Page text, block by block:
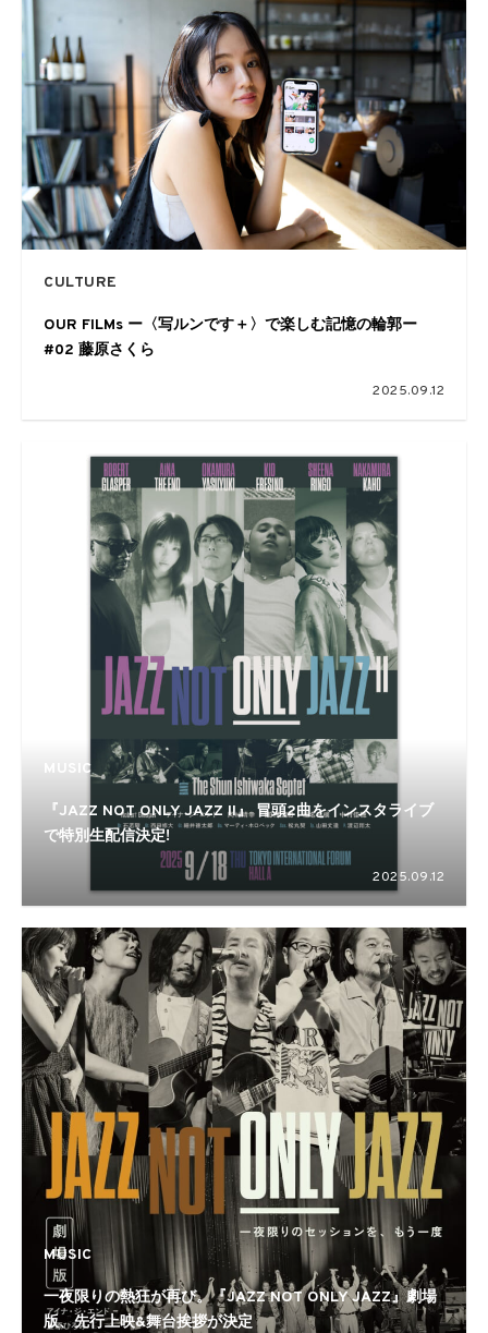
CULTURE
OUR FILMs ー〈写ルンです＋〉で楽しむ記憶の輪郭ー
#02 藤原さくら
2025.09.12
MUSIC
『JAZZ NOT ONLY JAZZ II』 冒頭2曲をインスタライブ
で特別生配信決定!
2025.09.12
MUSIC
一夜限りの熱狂が再び。『JAZZ NOT ONLY JAZZ』劇場
版、先行上映&舞台挨拶が決定